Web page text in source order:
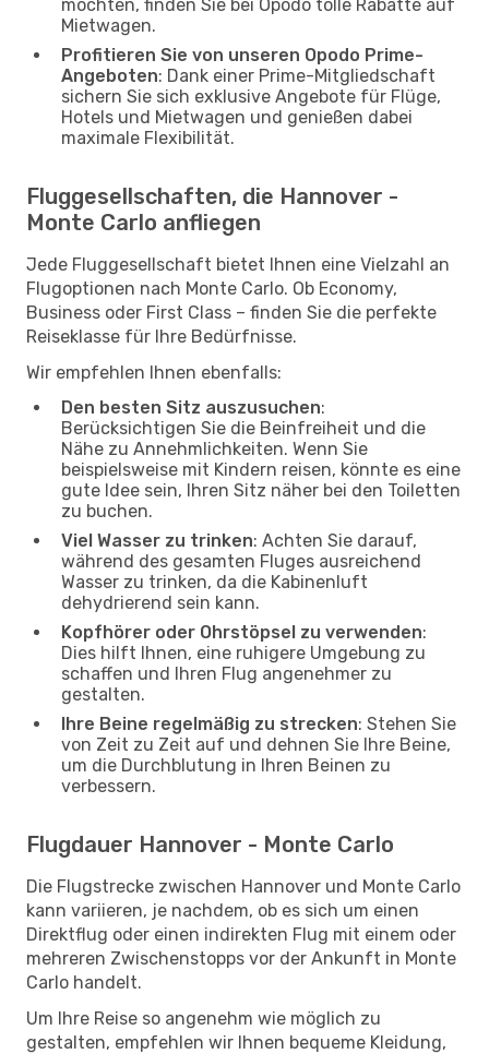
möchten, finden Sie bei Opodo tolle Rabatte auf
Mietwagen.
Profitieren Sie von unseren Opodo Prime-
Angeboten: Dank einer Prime-Mitgliedschaft
sichern Sie sich exklusive Angebote für Flüge,
Hotels und Mietwagen und genießen dabei
maximale Flexibilität.
Fluggesellschaften, die Hannover -
Monte Carlo anfliegen
Jede Fluggesellschaft bietet Ihnen eine Vielzahl an
Flugoptionen nach Monte Carlo. Ob Economy,
Business oder First Class – finden Sie die perfekte
Reiseklasse für Ihre Bedürfnisse.
Wir empfehlen Ihnen ebenfalls:
Den besten Sitz auszusuchen:
Berücksichtigen Sie die Beinfreiheit und die
Nähe zu Annehmlichkeiten. Wenn Sie
beispielsweise mit Kindern reisen, könnte es eine
gute Idee sein, Ihren Sitz näher bei den Toiletten
zu buchen.
Viel Wasser zu trinken: Achten Sie darauf,
während des gesamten Fluges ausreichend
Wasser zu trinken, da die Kabinenluft
dehydrierend sein kann.
Kopfhörer oder Ohrstöpsel zu verwenden:
Dies hilft Ihnen, eine ruhigere Umgebung zu
schaffen und Ihren Flug angenehmer zu
gestalten.
Ihre Beine regelmäßig zu strecken: Stehen Sie
von Zeit zu Zeit auf und dehnen Sie Ihre Beine,
um die Durchblutung in Ihren Beinen zu
verbessern.
Flugdauer Hannover - Monte Carlo
Die Flugstrecke zwischen Hannover und Monte Carlo
kann variieren, je nachdem, ob es sich um einen
Direktflug oder einen indirekten Flug mit einem oder
mehreren Zwischenstopps vor der Ankunft in Monte
Carlo handelt.
Um Ihre Reise so angenehm wie möglich zu
gestalten, empfehlen wir Ihnen bequeme Kleidung,